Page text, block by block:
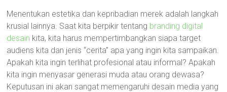
Menentukan estetika dan kepribadian merek adalah langkah
krusial lainnya. Saat kita berpikir tentang branding digital
desain kita, kita harus mempertimbangkan siapa target
audiens kita dan jenis “cerita” apa yang ingin kita sampaikan.
Apakah kita ingin terlihat profesional atau informal? Apakah
kita ingin menyasar generasi muda atau orang dewasa?
Keputusan ini akan sangat memengaruhi desain media yang